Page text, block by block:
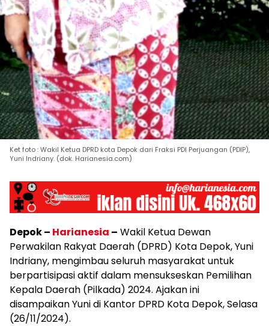
Ket foto : Wakil Ketua DPRD kota Depok dari Fraksi PDI Perjuangan (PDIP),
Yuni Indriany. (dok. Harianesia.com)
Depok – Harianesia – Wakil Ketua Dewan
Perwakilan Rakyat Daerah (DPRD) Kota Depok, Yuni
Indriany, mengimbau seluruh masyarakat untuk
berpartisipasi aktif dalam mensukseskan Pemilihan
Kepala Daerah (Pilkada) 2024. Ajakan ini
disampaikan Yuni di Kantor DPRD Kota Depok, Selasa
(26/11/2024).